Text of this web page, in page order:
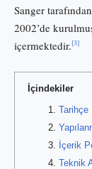
Sanger
2002’de
içermektedir.[3]
İçindekiler
Tarihçe
İçerik
Teknik